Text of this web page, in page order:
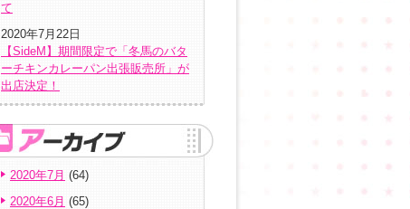
て
2020年7月22日
【SideM】期間限定で「冬馬のバタ
ーチキンカレーパン出張販売所」が
出店決定！
2020年7月 (64)
2020年6月 (65)